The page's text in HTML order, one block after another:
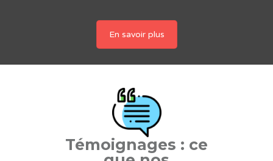
En savoir plus
Témoignages : ce